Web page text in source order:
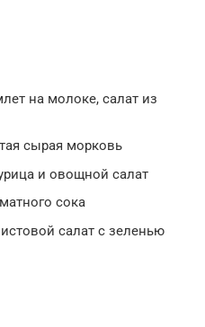
на молоке, салат из
сырая морковь
и овощной салат
сока
салат с зеленью